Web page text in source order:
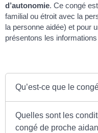
d’autonomie. Ce congé
familial ou étroit avec la
la personne aidée) et pour
présentons les
Qu’est-ce que le
Quelles sont les
congé de proche